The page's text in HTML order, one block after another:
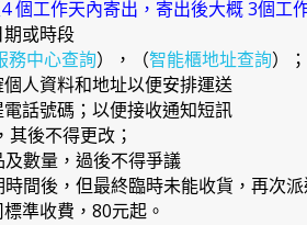
個工作天內寄出，寄出後大概 3個工
或時段
務中心查詢），（智能櫃地址查詢）；
人資料和地址以便安排運送
話號碼；以便接收通知短訊
後不得更改；
數量，過後不得爭議
間後，但最終臨時未能收貨，再次派
準收費，80元起。